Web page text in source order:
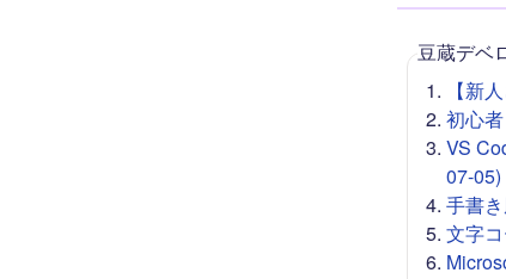
豆蔵デベ
【新
初心
VS
07-05)
手書
文字